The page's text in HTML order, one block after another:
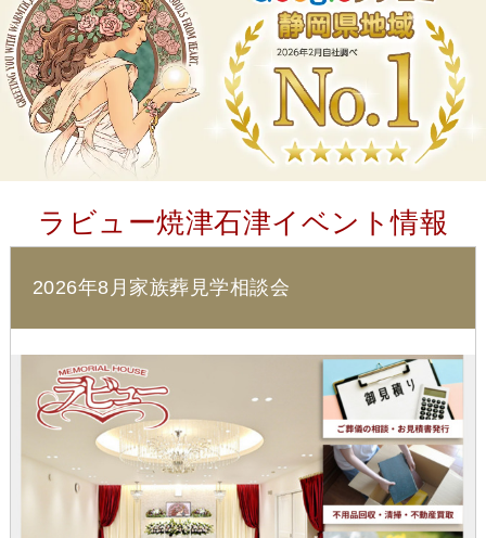
ラビュー焼津石津イベント情報
2026年8月家族葬見学相談会